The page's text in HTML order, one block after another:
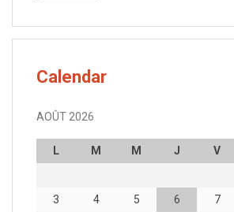
Calendar
AOÛT 2026
L M M J V
3
4 5 6 7